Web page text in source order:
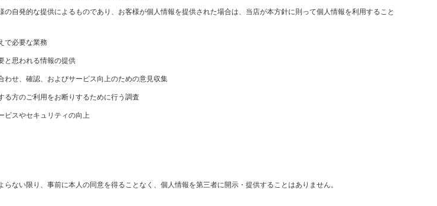
の自発的な提供によるものであり、お客様が個人情報を提供された場合は、当店が本方針に則って個人情報を利用すること
で必要な業務
と思われる情報の提供
わせ、確認、およびサービス向上のための意見収集
る方のご利用をお断りするために行う調査
ビスやセキュリティの向上
ない限り、事前に本人の同意を得ることなく、個人情報を第三者に開示・提供することはありません。